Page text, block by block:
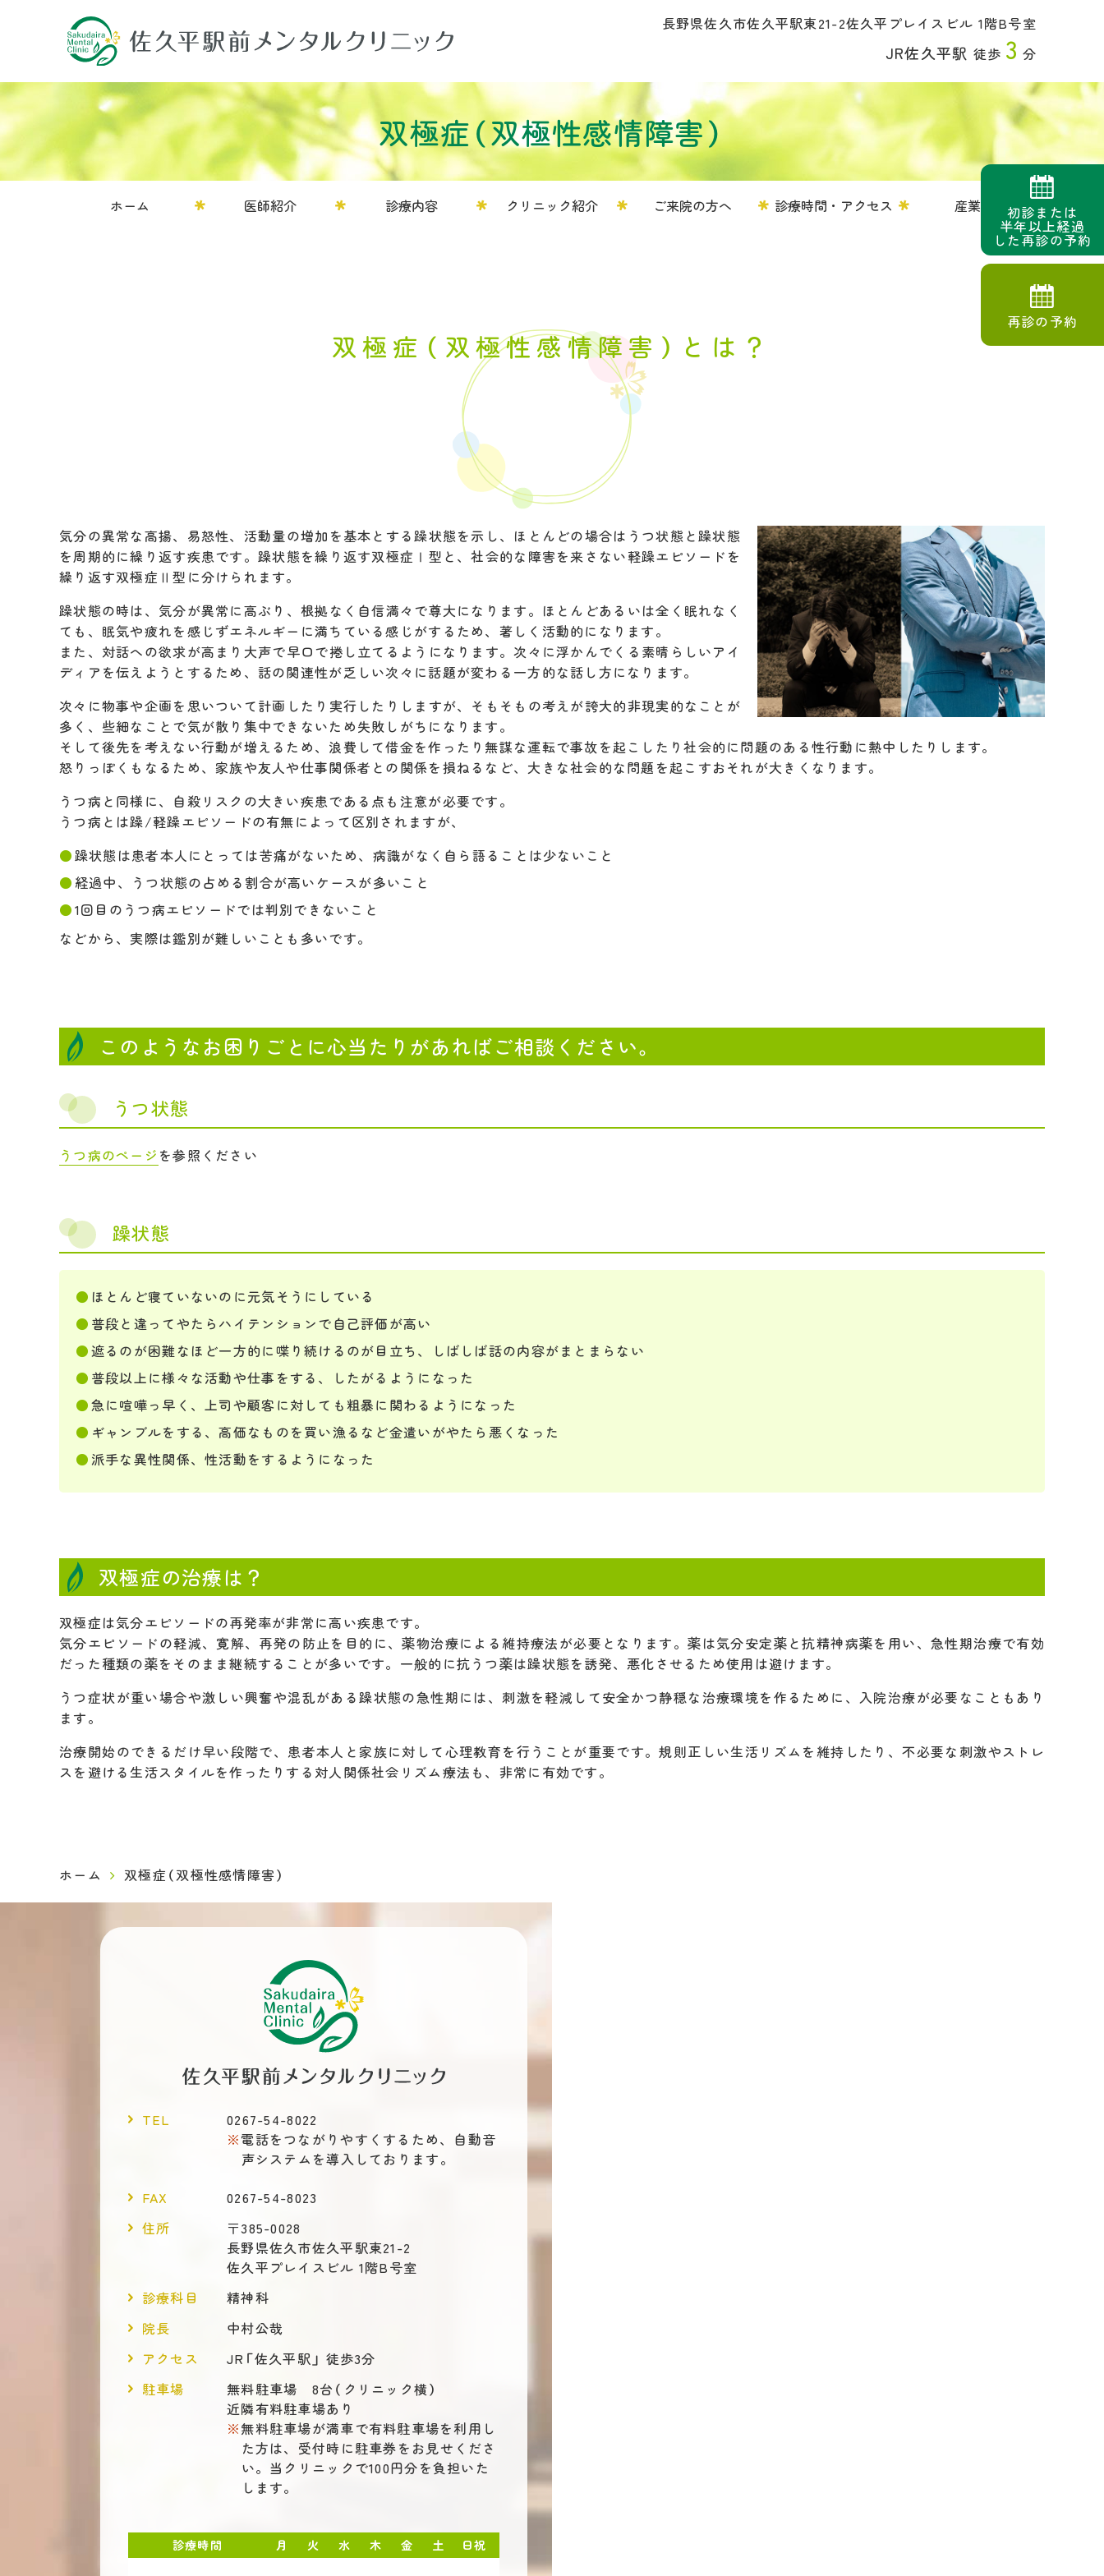
長野県佐久市佐久平駅東21-2佐久平プレイスビル 1階B号室
JR佐久平駅 徒歩 3 分
双極症（双極性感情障害）
ホーム 医師紹介 診療内容 クリニック紹介 ご来院の方へ 診療時間・アクセス 産業医
双極症（双極性感情障害）とは？
気分の異常な高揚、易怒性、活動量の増加を基本とする躁状態を示し、ほとんどの場合はうつ状態と躁状態
を周期的に繰り返す疾患です。躁状態を繰り返す双極症Ⅰ型と、社会的な障害を来さない軽躁エピソードを
繰り返す双極症Ⅱ型に分けられます。
躁状態の時は、気分が異常に高ぶり、根拠なく自信満々で尊大になります。ほとんどあるいは全く眠れなく
ても、眠気や疲れを感じずエネルギーに満ちている感じがするため、著しく活動的になります。
また、対話への欲求が高まり大声で早口で捲し立てるようになります。次々に浮かんでくる素晴らしいアイ
ディアを伝えようとするため、話の関連性が乏しい次々に話題が変わる一方的な話し方になります。
次々に物事や企画を思いついて計画したり実行したりしますが、そもそもの考えが誇大的非現実的なことが
多く、些細なことで気が散り集中できないため失敗しがちになります。
そして後先を考えない行動が増えるため、浪費して借金を作ったり無謀な運転で事故を起こしたり社会的に問題のある性行動に熱中したりします。
怒りっぽくもなるため、家族や友人や仕事関係者との関係を損ねるなど、大きな社会的な問題を起こすおそれが大きくなります。
うつ病と同様に、自殺リスクの大きい疾患である点も注意が必要です。
うつ病とは躁/軽躁エピソードの有無によって区別されますが、
躁状態は患者本人にとっては苦痛がないため、病識がなく自ら語ることは少ないこと
経過中、うつ状態の占める割合が高いケースが多いこと
1回目のうつ病エピソードでは判別できないこと
などから、実際は鑑別が難しいことも多いです。
このようなお困りごとに心当たりがあればご相談ください。
うつ状態
うつ病のページ を参照ください
躁状態
ほとんど寝ていないのに元気そうにしている
普段と違ってやたらハイテンションで自己評価が高い
遮るのが困難なほど一方的に喋り続けるのが目立ち、しばしば話の内容がまとまらない
普段以上に様々な活動や仕事をする、したがるようになった
急に喧嘩っ早く、上司や顧客に対しても粗暴に関わるようになった
ギャンブルをする、高価なものを買い漁るなど金遣いがやたら悪くなった
派手な異性関係、性活動をするようになった
双極症の治療は？
双極症は気分エピソードの再発率が非常に高い疾患です。
気分エピソードの軽減、寛解、再発の防止を目的に、薬物治療による維持療法が必要となります。薬は気分安定薬と抗精神病薬を用い、急性期治療で有効
だった種類の薬をそのまま継続することが多いです。一般的に抗うつ薬は躁状態を誘発、悪化させるため使用は避けます。
うつ症状が重い場合や激しい興奮や混乱がある躁状態の急性期には、刺激を軽減して安全かつ静穏な治療環境を作るために、入院治療が必要なこともあり
ます。
治療開始のできるだけ早い段階で、患者本人と家族に対して心理教育を行うことが重要です。規則正しい生活リズムを維持したり、不必要な刺激やストレ
スを避ける生活スタイルを作ったりする対人関係社会リズム療法も、非常に有効です。
ホーム 双極症（双極性感情障害）
TEL
0267-54-8022
電話をつながりやすくするため、自動音
声システムを導入しております。
FAX
0267-54-8023
住所
〒385-0028
長野県佐久市佐久平駅東21-2
佐久平プレイスビル 1階B号室
診療科目
精神科
院長
中村公哉
アクセス
JR「佐久平駅」 徒歩3分
駐車場
無料駐車場 8台（クリニック横）
近隣有料駐車場あり
無料駐車場が満車で有料駐車場を利用し
た方は、受付時に駐車券をお見せくださ
い。当クリニックで100円分を負担いた
します。
診療時間 月 火 水 木 金 土 日祝
初診または
半年以上経過
した再診の予約
再診の予約